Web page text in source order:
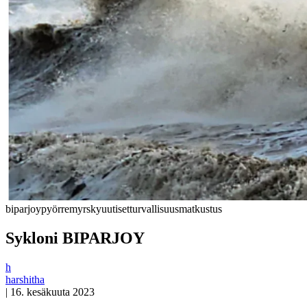
biparjoypyörremyrskyuutisetturvallisuusmatkustus
Sykloni BIPARJOY
h
harshitha
| 16. kesäkuuta 2023